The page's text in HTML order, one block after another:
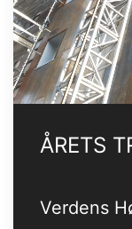
ÅRETS
Verdens